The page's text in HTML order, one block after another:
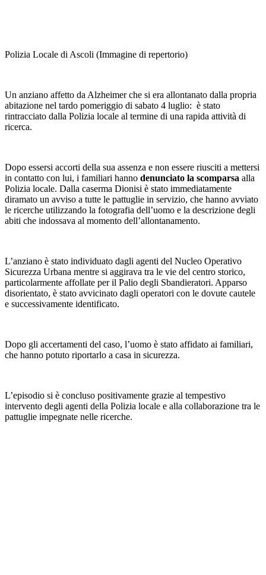
Polizia Locale di Ascoli (Immagine di repertorio)
Un anziano affetto da Alzheimer che si era allontanato dalla propria
abitazione nel tardo pomeriggio di sabato 4 luglio: è stato
rintracciato dalla Polizia locale al termine di una rapida attività di
ricerca.
Dopo essersi accorti della sua assenza e non essere riusciti a mettersi
in contatto con lui, i familiari hanno denunciato la scomparsa alla
Polizia locale. Dalla caserma Dionisi è stato immediatamente
diramato un avviso a tutte le pattuglie in servizio, che hanno avviato
le ricerche utilizzando la fotografia dell’uomo e la descrizione degli
abiti che indossava al momento dell’allontanamento.
L’anziano è stato individuato dagli agenti del Nucleo Operativo
Sicurezza Urbana mentre si aggirava tra le vie del centro storico,
particolarmente affollate per il Palio degli Sbandieratori. Apparso
disorientato, è stato avvicinato dagli operatori con le dovute cautele
e successivamente identificato.
Dopo gli accertamenti del caso, l’uomo è stato affidato ai familiari,
che hanno potuto riportarlo a casa in sicurezza.
L’episodio si è concluso positivamente grazie al tempestivo
intervento degli agenti della Polizia locale e alla collaborazione tra le
pattuglie impegnate nelle ricerche.